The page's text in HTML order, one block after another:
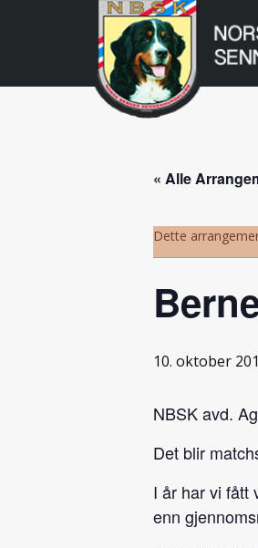
Norsk
Berner
« Alle
Dette
10. oktober
NBSK avd.
Det blir
I år har vi fått
enn